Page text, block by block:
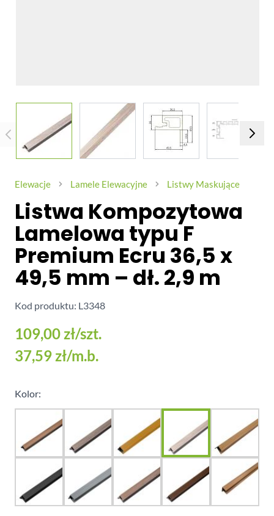
View larger imageView larger imageView larger image
Elewacje Lamele Elewacyjne Listwy Maskujące
Listwa Kompozytowa
Lamelowa typu F
Premium Ecru 36,5 x
49,5 mm – dł. 2,9 m
Kod produktu: L3348
109,00 zł/szt.
37,59 zł/m.b.
Kolor: